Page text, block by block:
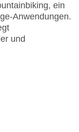
ein
Anwendungen.
und